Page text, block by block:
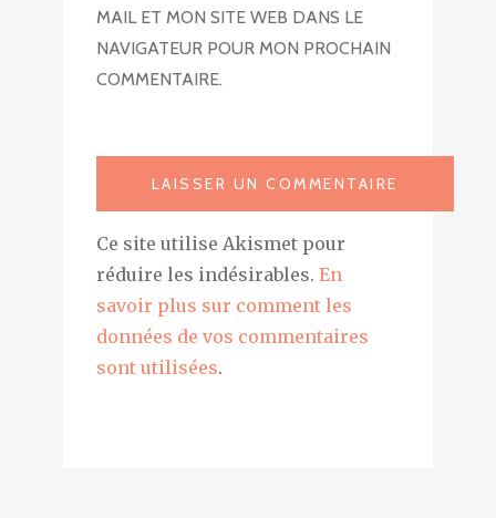
MAIL ET MON SITE WEB DANS LE
NAVIGATEUR POUR MON PROCHAIN
COMMENTAIRE.
Ce site utilise Akismet pour
réduire les indésirables. En
savoir plus sur comment les
données de vos commentaires
sont utilisées.